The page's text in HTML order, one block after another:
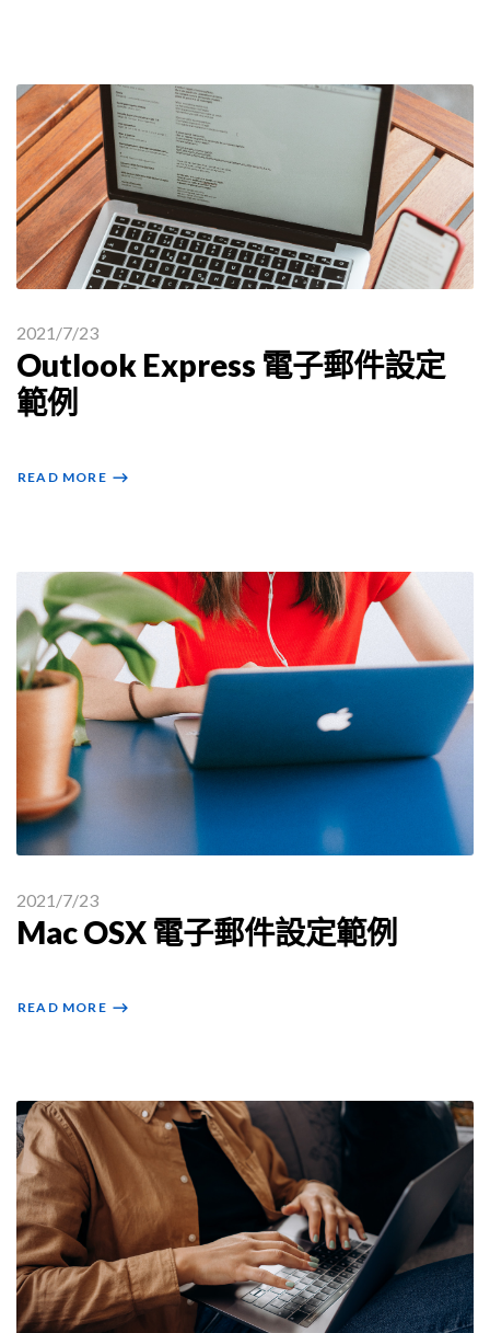
2021/7/23
Outlook Express 電子郵件設定
範例
READ MORE ⟶
2021/7/23
Mac OSX 電子郵件設定範例
READ MORE ⟶